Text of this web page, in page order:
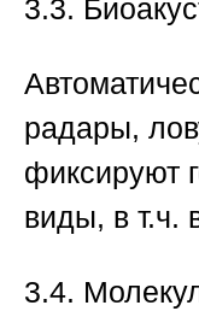
3.3.
радары,
фиксируют
виды, в т.ч.
3.4.